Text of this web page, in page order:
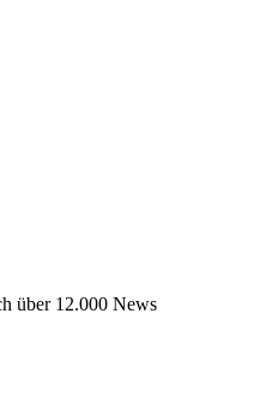
über 12.000 News